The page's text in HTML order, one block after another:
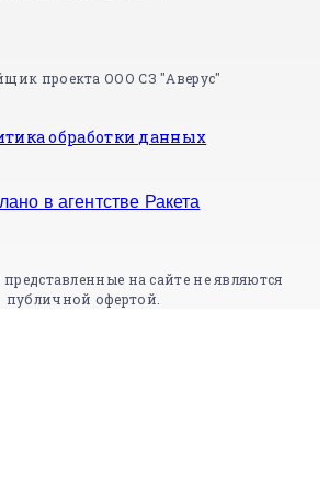
проекта ООО СЗ "Аверус"
обработки данных
в агентстве Ракета
на сайте не являются
публичной офертой.